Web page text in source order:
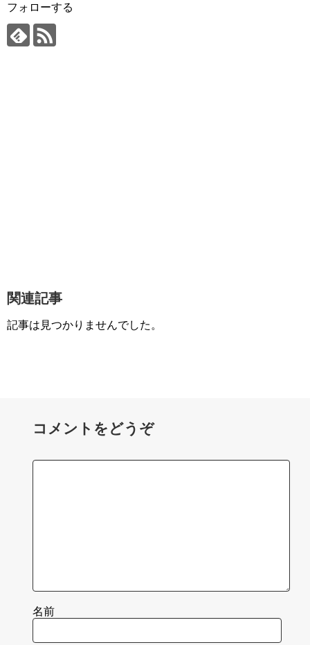
フォローする
関連記事
記事は見つかりませんでした。
コメントをどうぞ
名前